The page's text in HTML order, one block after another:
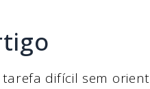
difícil sem